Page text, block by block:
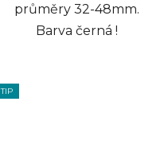
průměry 32-48mm.
Barva černá !
TIP